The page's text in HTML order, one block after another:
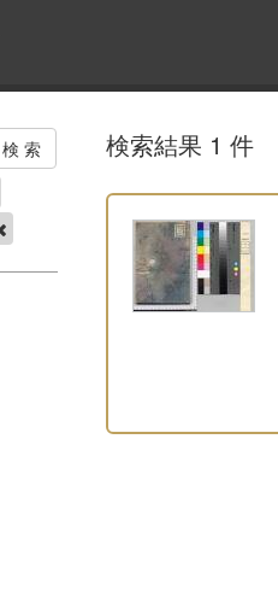
検索結果 1 件